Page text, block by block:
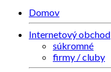
Domov
Internetový obchod
súkromné
firmy / cluby